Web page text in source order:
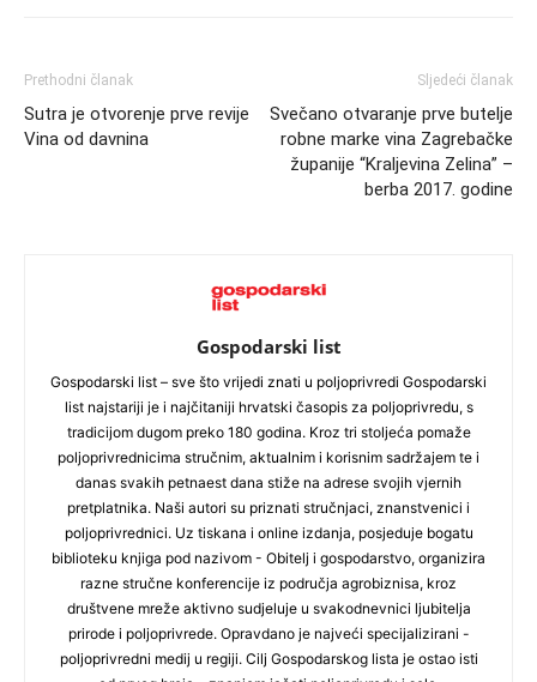
Prethodni članak
Sutra je otvorenje prve revije
Vina od davnina
Sljedeći članak
Svečano otvaranje prve butelje
robne marke vina Zagrebačke
županije “Kraljevina Zelina” –
berba 2017. godine
Gospodarski list
Gospodarski list – sve što vrijedi znati u poljoprivredi Gospodarski
list najstariji je i najčitaniji hrvatski časopis za poljoprivredu, s
tradicijom dugom preko 180 godina. Kroz tri stoljeća pomaže
poljoprivrednicima stručnim, aktualnim i korisnim sadržajem te i
danas svakih petnaest dana stiže na adrese svojih vjernih
pretplatnika. Naši autori su priznati stručnjaci, znanstvenici i
poljoprivrednici. Uz tiskana i online izdanja, posjeduje bogatu
biblioteku knjiga pod nazivom - Obitelj i gospodarstvo, organizira
razne stručne konferencije iz područja agrobiznisa, kroz
društvene mreže aktivno sudjeluje u svakodnevnici ljubitelja
prirode i poljoprivrede. Opravdano je najveći specijalizirani -
poljoprivredni medij u regiji. Cilj Gospodarskog lista je ostao isti